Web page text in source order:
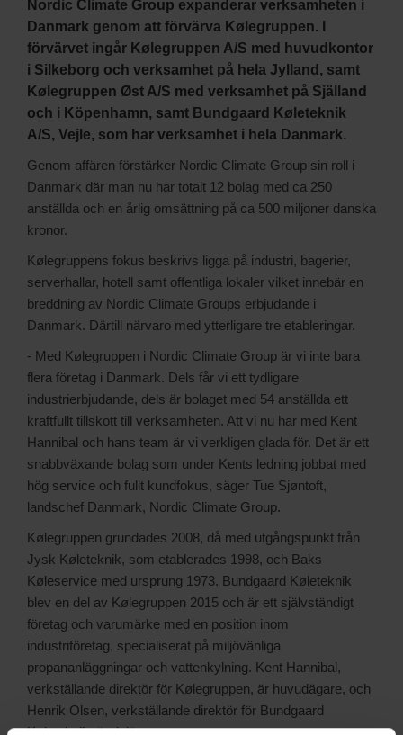
Nordic Climate Group expanderar verksamheten i
Danmark genom att förvärva Kølegruppen. I
förvärvet ingår Kølegruppen A/S med huvudkontor
i Silkeborg och verksamhet på hela Jylland, samt
Kølegruppen Øst A/S med verksamhet på Själland
och i Köpenhamn, samt Bundgaard Køleteknik
A/S, Vejle, som har verksamhet i hela Danmark.
Genom affären förstärker Nordic Climate Group sin roll i
Danmark där man nu har totalt 12 bolag med ca 250
anställda och en årlig omsättning på ca 500 miljoner danska
kronor.
Kølegruppens fokus beskrivs ligga på industri, bagerier,
serverhallar, hotell samt offentliga lokaler vilket innebär en
breddning av Nordic Climate Groups erbjudande i
Danmark. Därtill närvaro med ytterligare tre etableringar.
- Med Kølegruppen i Nordic Climate Group är vi inte bara
flera företag i Danmark. Dels får vi ett tydligare
industrierbjudande, dels är bolaget med 54 anställda ett
kraftfullt tillskott till verksamheten. Att vi nu har med Kent
Hannibal och hans team är vi verkligen glada för. Det är ett
snabbväxande bolag som under Kents ledning jobbat med
hög service och fullt kundfokus, säger Tue Sjøntoft,
landschef Danmark, Nordic Climate Group.
Kølegruppen grundades 2008, då med utgångspunkt från
Jysk Køleteknik, som etablerades 1998, och Baks
Køleservice med ursprung 1973. Bundgaard Køleteknik
blev en del av Kølegruppen 2015 och är ett självständigt
företag och varumärke med en position inom
industriföretag, specialiserat på miljövänliga
propananläggningar och vattenkylning. Kent Hannibal,
verkställande direktör för Kølegruppen, är huvudägare, och
Henrik Olsen, verkställande direktör för Bundgaard